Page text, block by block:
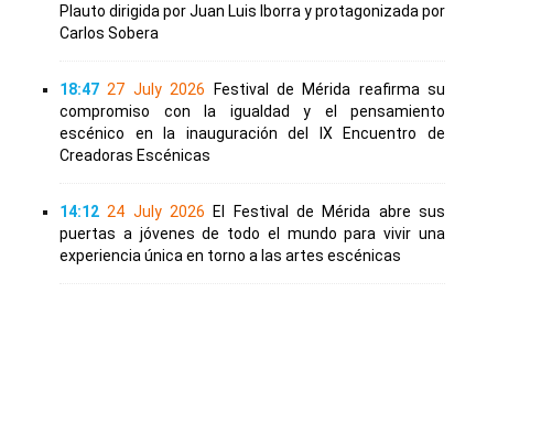
Plauto dirigida por Juan Luis Iborra y protagonizada por
Carlos Sobera
18:47 27 July 2026
Festival de Mérida reafirma su
compromiso con la igualdad y el pensamiento
escénico en la inauguración del IX Encuentro de
Creadoras Escénicas
14:12 24 July 2026
El Festival de Mérida abre sus
puertas a jóvenes de todo el mundo para vivir una
experiencia única en torno a las artes escénicas